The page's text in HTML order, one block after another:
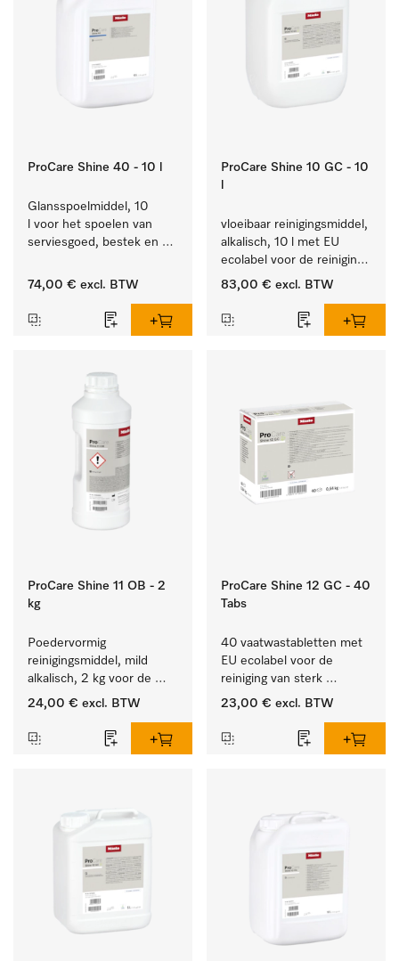
ProCare Shine 40 - 10 l
Glansspoelmiddel, 10
l voor het spoelen van
serviesgoed, bestek en
74,00 € excl. BTW
ProCare Shine 10 GC - 10
vloeibaar reinigingsmiddel,
alkalisch, 10 l met EU
ecolabel voor de reiniging
van alledaags vuil op
glazen.
83,00 € excl. BTW
ProCare Shine 11 OB - 2
kg
Poedervormig
reinigingsmiddel, mild
alkalisch, 2 kg voor de
reiniging van sterk
bestek en glazen.
24,00 € excl. BTW
ProCare Shine 12 GC - 40
Tabs
40 vaatwastabletten met
EU ecolabel voor de
reiniging van sterk
vervuild serviesgoed,
23,00 € excl. BTW